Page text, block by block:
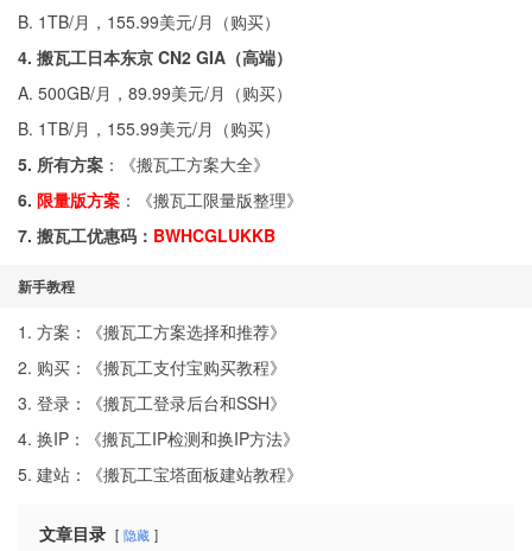
B. 1TB/月，155.99美元/月（购买）
4. 搬瓦工日本东京 CN2 GIA（高端）
A. 500GB/月，89.99美元/月（购买）
B. 1TB/月，155.99美元/月（购买）
5. 所有方案 ：《搬瓦工方案大全》
6. 限量版方案 ：《搬瓦工限量版整理》
7. 搬瓦工优惠码： BWHCGLUKKB
新手教程
1. 方案：《搬瓦工方案选择和推荐》
2. 购买：《搬瓦工支付宝购买教程》
3. 登录：《搬瓦工登录后台和SSH》
4. 换IP：《搬瓦工IP检测和换IP方法》
5. 建站：《搬瓦工宝塔面板建站教程》
文章目录 隐藏